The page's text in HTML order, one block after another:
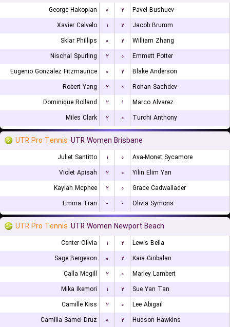
George Hakopian ۰ ۲
Pavel Bushuev
Xavier Calvelo
۱ ۲
Jacob Brumm
Sklar Phillips
۰ ۲
William Zhang
Nischal Spurling
۲ ۰
Emmett Potter
Eugenio Gonzalez Fitzmaurice
۰ ۲
Blake Anderson
Robert Yang
۲ ۰
Rohan Sachdev
Dominique Rolland
۲ ۱
Marco Alvarez
Miles Clark
۲ ۰ Turchi Anthony
UTR Pro Tennis UTR Women Brisbane
Juliet Santitto ۱ ۰
Ava-Monet Sycamore
Violet Apisah
۲ ۰
Yilin Elim Yan
Kaylah Mcphee
۲ ۰
Grace Cadwallader
Emma Tran
- - Olivia Symons
UTR Pro Tennis UTR Women Newport Beach
Center Olivia ۱ ۲
Lewis Bella
Sage Bergeson
۰ ۲
Kaia Giribalan
Calla Mcgill
۲ ۰
Marley Lambert
Mika Ikemori
۱ ۲
Sue Yan Tan
Camille Kiss
۲ ۰
Lee Abigail
Camilia Samel Druz
۰ ۲ Hudson Hawkins